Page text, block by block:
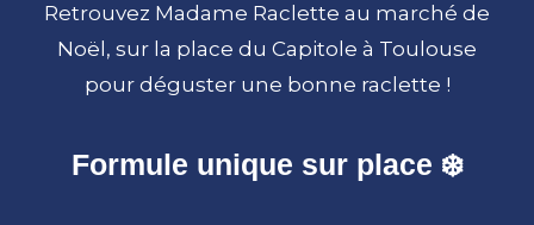
Retrouvez Madame Raclette au marché de
Noël, sur la place du Capitole à Toulouse
pour déguster une bonne raclette !
Formule unique sur place ❄️